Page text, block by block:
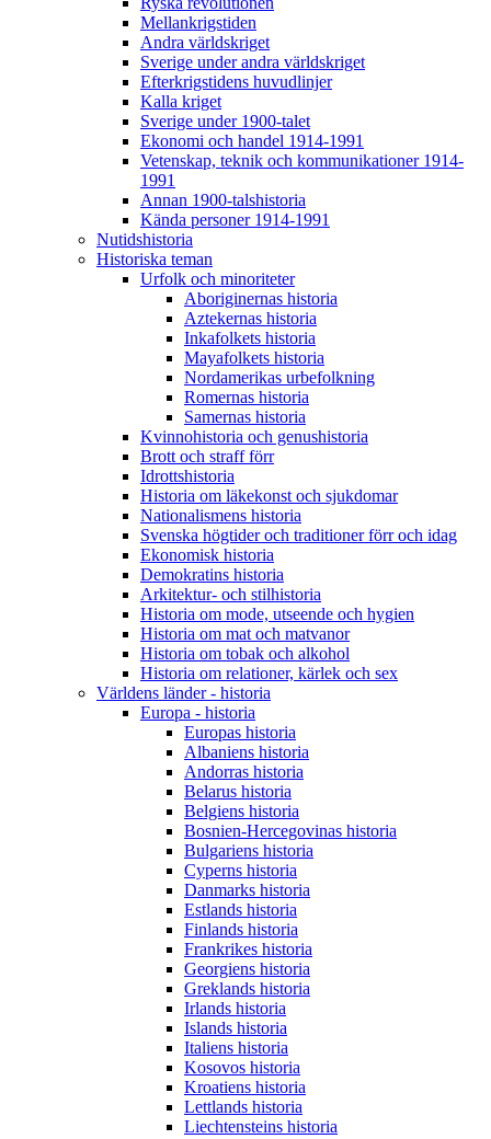
Mellankrigstiden
Andra världskriget
Sverige under andra världskriget
Efterkrigstidens huvudlinjer
Kalla kriget
Sverige under 1900-talet
Ekonomi och handel 1914-1991
Vetenskap, teknik och kommunikationer 1914-
1991
Annan 1900-talshistoria
Kända personer 1914-1991
Nutidshistoria
Historiska teman
Urfolk och minoriteter
Aboriginernas historia
Aztekernas historia
Inkafolkets historia
Mayafolkets historia
Nordamerikas urbefolkning
Romernas historia
Samernas historia
Kvinnohistoria och genushistoria
Brott och straff förr
Idrottshistoria
Historia om läkekonst och sjukdomar
Nationalismens historia
Svenska högtider och traditioner förr och idag
Ekonomisk historia
Demokratins historia
Arkitektur- och stilhistoria
Historia om mode, utseende och hygien
Historia om mat och matvanor
Historia om tobak och alkohol
Historia om relationer, kärlek och sex
Världens länder - historia
Europa - historia
Europas historia
Albaniens historia
Andorras historia
Belarus historia
Belgiens historia
Bosnien-Hercegovinas historia
Bulgariens historia
Cyperns historia
Danmarks historia
Estlands historia
Finlands historia
Frankrikes historia
Georgiens historia
Greklands historia
Irlands historia
Islands historia
Italiens historia
Kosovos historia
Kroatiens historia
Lettlands historia
Liechtensteins historia